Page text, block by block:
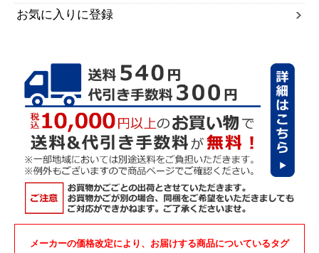
お気に入りに登録
メーカーの価格改定により、お届けする商品についているタグ